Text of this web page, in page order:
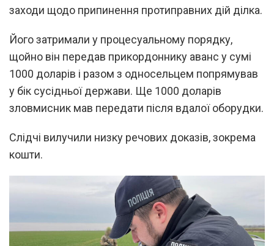
заходи щодо припинення протиправних дій ділка.
Його затримали у процесуальному порядку,
щойно він передав прикордоннику аванс у сумі
1000 доларів і разом з односельцем попрямував
у бік сусідньої держави. Ще 1000 доларів
зловмисник мав передати після вдалої оборудки.
Слідчі вилучили низку речових доказів, зокрема
кошти.